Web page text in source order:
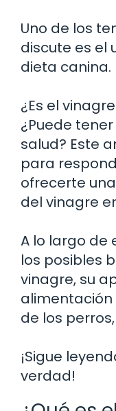
Uno de los
discute es el
dieta canina.
¿Es el
¿Puede
salud? Este
para
ofrecerte
del vinagre
A lo largo de
los posibles
vinagre, su
alimentación
de los
¡Sigue
verdad!